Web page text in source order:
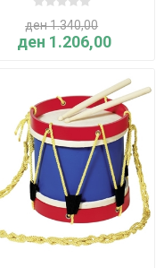
ден 1.340,00
ден 1.206,00